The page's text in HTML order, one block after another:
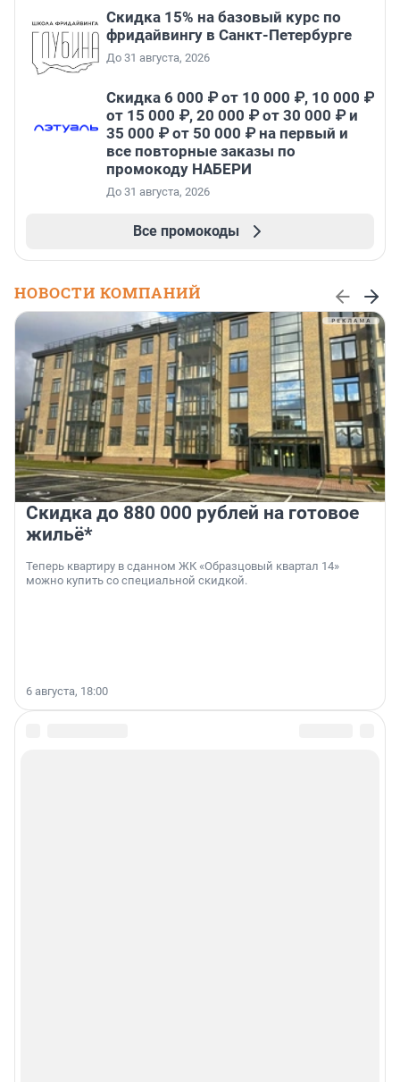
Скидка 15% на базовый курс по
фридайвингу в Санкт-Петербурге
До 31 августа, 2026
Скидка 6 000 ₽ от 10 000 ₽, 10 000 ₽
от 15 000 ₽, 20 000 ₽ от 30 000 ₽ и
35 000 ₽ от 50 000 ₽ на первый и
все повторные заказы по
промокоду НАБЕРИ
До 31 августа, 2026
Все промокоды
НОВОСТИ КОМПАНИЙ
Скидка до 880 000 рублей на готовое
жильё*
Теперь квартиру в сданном ЖК «Образцовый квартал 14»
можно купить со специальной скидкой.
6 августа, 18:00